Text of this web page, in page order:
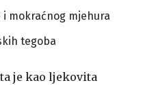
mokraćnog mjehura
tegoba
je kao ljekovita